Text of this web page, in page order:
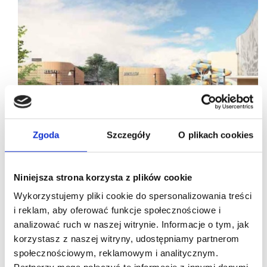
Zgoda Szczegóły O plikach cookies
Niniejsza strona korzysta z plików cookie
Wykorzystujemy pliki cookie do spersonalizowania treści
i reklam, aby oferować funkcje społecznościowe i
analizować ruch w naszej witrynie. Informacje o tym, jak
korzystasz z naszej witryny, udostępniamy partnerom
społecznościowym, reklamowym i analitycznym.
22/04/2024 Nhood Góraszka
Nhood Services Poland: Projekt Góraszka
z kluczowym certyfikatem
Wielofunkcyjna inwestycja Projekt Góraszka,